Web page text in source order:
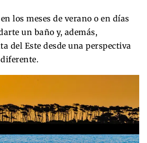
los meses de verano o en días
un baño y, además,
del Este desde una perspectiva